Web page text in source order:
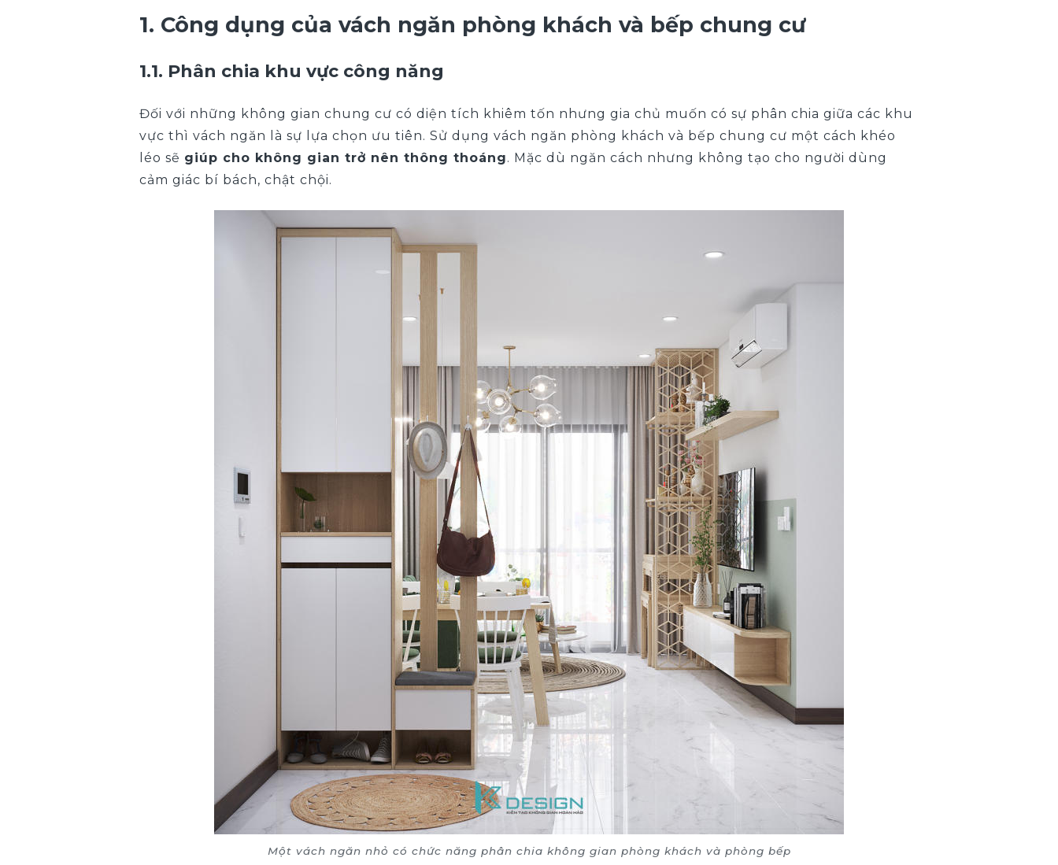
1. Công dụng của vách ngăn phòng khách và bếp chung cư
1.1. Phân chia khu vực công năng
Đối với những không gian chung cư có diện tích khiêm tốn nhưng gia chủ muốn có sự phân chia giữa các khu
vực thì vách ngăn là sự lựa chọn ưu tiên. Sử dụng vách ngăn phòng khách và bếp chung cư một cách khéo
léo sẽ giúp cho không gian trở nên thông thoáng. Mặc dù ngăn cách nhưng không tạo cho người dùng
cảm giác bí bách, chật chội.
Một vách ngăn nhỏ có chức năng phân chia không gian phòng khách và phòng bếp